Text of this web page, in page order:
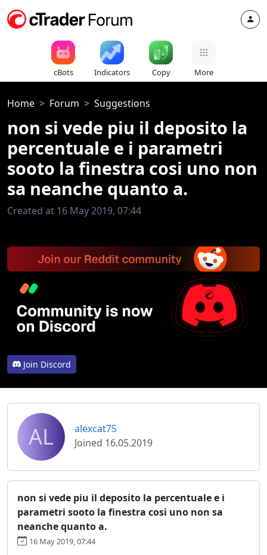
cBots Indicators Copy More
Home Forum Suggestions
non si vede piu il deposito la
percentuale e i parametri
sooto la finestra cosi uno non
sa neanche quanto a.
Created at 16 May 2019, 07:44
Join Discord
AL
alexcat75
Joined 16.05.2019
non si vede piu il deposito la percentuale e i
parametri sooto la finestra cosi uno non sa
neanche quanto a.
16 May 2019, 07:44